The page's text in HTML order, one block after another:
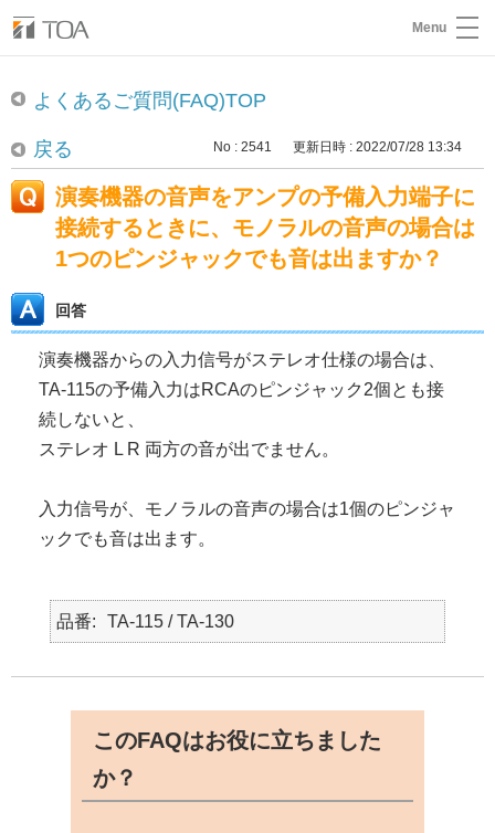
Menu
よくあるご質問(FAQ)TOP
戻る No : 2541 更新日時 : 2022/07/28 13:34
演奏機器の音声をアンプの予備入力端子に
接続するときに、モノラルの音声の場合は
1つのピンジャックでも音は出ますか？
回答
演奏機器からの入力信号がステレオ仕様の場合は、
TA-115の予備入力はRCAのピンジャック2個とも接
続しないと、
ステレオ L R 両方の音が出でません。
入力信号が、モノラルの音声の場合は1個のピンジャ
ックでも音は出ます。
品番 TA-115 / TA-130
このFAQはお役に立ちました
か？